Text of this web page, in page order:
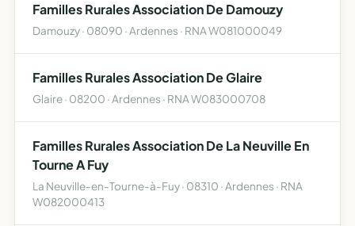
Familles Rurales Association De Damouzy
Damouzy · 08090 · Ardennes · RNA W081000049
Familles Rurales Association De Glaire
Glaire · 08200 · Ardennes · RNA W083000708
Familles Rurales Association De La Neuville En
Tourne A Fuy
La Neuville-en-Tourne-à-Fuy · 08310 · Ardennes · RNA
W082000413